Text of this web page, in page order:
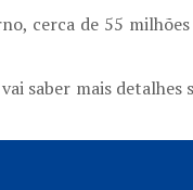
cerca de 55
saber mais